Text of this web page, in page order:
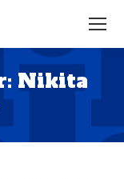
Nikita